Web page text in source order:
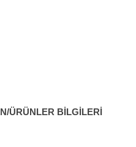
ÜRÜNLER BİLGİLERİ